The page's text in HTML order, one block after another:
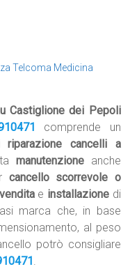
Telcoma Medicina
Castiglione dei Pepoli
comprende un
cancelli a
manutenzioneanche
cancello scorrevole o
venditae installazionedi
marca che, in base
al peso
potrò consigliare
.